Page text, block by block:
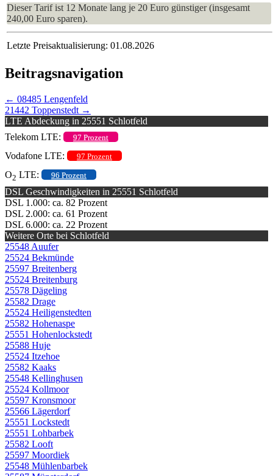
Dieser Tarif ist 12 Monate lang je 20 Euro günstiger (insgesamt
240,00 Euro sparen).
Letzte Preisaktualisierung: 01.08.2026
Beitragsnavigation
← 08485 Lengenfeld
21442 Toppenstedt →
LTE Abdeckung in 25551 Schlotfeld
Telekom LTE:
97 Prozent
Vodafone LTE: 97 Prozent
O2 LTE: 96 Prozent
DSL Geschwindigkeiten in 25551 Schlotfeld
DSL 1.000: ca. 82 Prozent
DSL 2.000: ca. 61 Prozent
DSL 6.000: ca. 22 Prozent
Weitere Orte bei Schlotfeld
25548 Auufer
25524 Bekmünde
25597 Breitenberg
25524 Breitenburg
25578 Dägeling
25582 Drage
25524 Heiligenstedten
25582 Hohenaspe
25551 Hohenlockstedt
25588 Huje
25524 Itzehoe
25582 Kaaks
25548 Kellinghusen
25524 Kollmoor
25597 Kronsmoor
25566 Lägerdorf
25551 Lockstedt
25551 Lohbarbek
25582 Looft
25597 Moordiek
25548 Mühlenbarbek